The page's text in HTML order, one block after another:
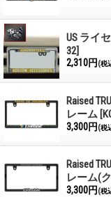
US ライ
32]
2,310円 (税
Raised
レーム
3,300円 (税
Raised
レーム(
3,300円 (税